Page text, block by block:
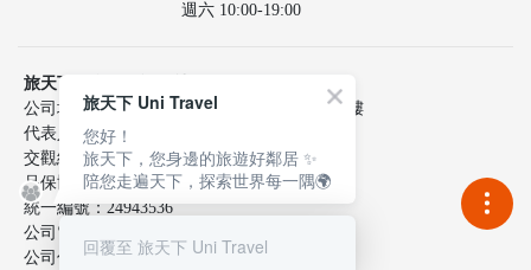
週六 10:00-19:00
旅天下聯合國際旅行社股份有限公司
公司地址：台北市中山區民生東路三段10號6樓
代表人：李嘉寅
交觀綜217100號
品保協會2137號
統一編號：24943536
公司電話：02-7701-0660
公司傳真：02-2515-9801
旅天下 Uni Travel
您好！
旅天下，您身邊的旅遊好鄰居 ✨
陪您走遍天下，探索世界每一隅🌍
回覆至 旅天下 Uni Travel